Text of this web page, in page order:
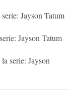
Jayson Tatum
Jayson Tatum
serie: Jayson